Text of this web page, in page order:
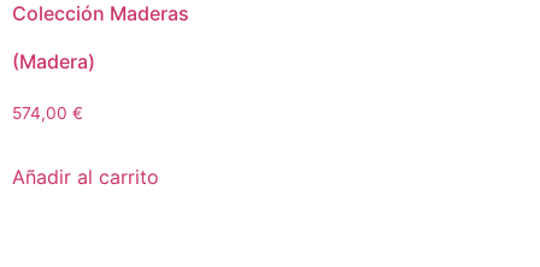
Colección Maderas
(Madera)
574,00 €
Añadir al carrito